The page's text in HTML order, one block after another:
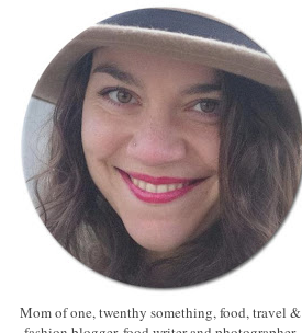
Mom of one, twenthy something, food, travel &